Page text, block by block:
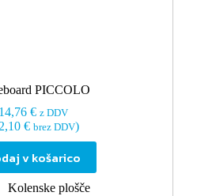
PICCOLO
14,76€ z DDV
€ brez DDV)
v košarico
Kolenske plošče